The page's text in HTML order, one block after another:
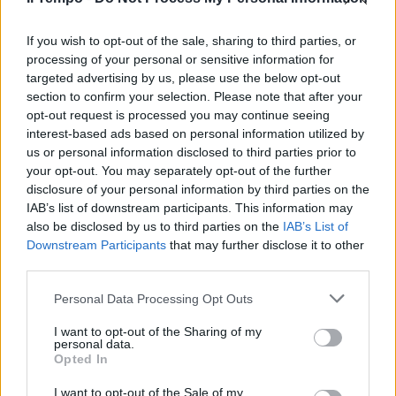
If you wish to opt-out of the sale, sharing to third parties, or
processing of your personal or sensitive information for
targeted advertising by us, please use the below opt-out
section to confirm your selection. Please note that after your
opt-out request is processed you may continue seeing
interest-based ads based on personal information utilized by
us or personal information disclosed to third parties prior to
your opt-out. You may separately opt-out of the further
disclosure of your personal information by third parties on the
IAB’s list of downstream participants. This information may
also be disclosed by us to third parties on the IAB’s List of
Downstream Participants that may further disclose it to other
Personal Data Processing Opt Outs
I want to opt-out of the Sharing of my
personal data.
Opted In
I want to opt-out of the Sale of my